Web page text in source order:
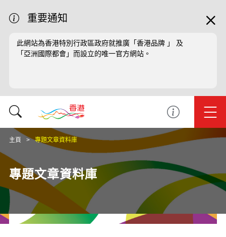
重要通知
此網站為香港特別行政區政府就推廣「香港品牌 」 及
「亞洲國際都會」而設立的唯一官方網站。
主頁 專題文章資料庫
專題文章資料庫